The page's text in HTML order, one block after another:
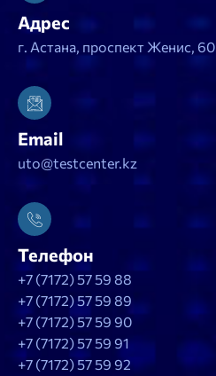
Адрес
г. Астана, проспект Женис, 60
Email
uto@testcenter.kz
Телефон
+7 (7172) 57 59 88
+7 (7172) 57 59 89
+7 (7172) 57 59 90
+7 (7172) 57 59 91
+7 (7172) 57 59 92